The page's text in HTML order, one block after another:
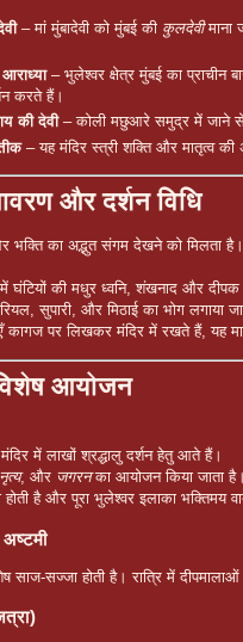
– मां मुंबादेवी को मुंबई की कुलदेवीमाना
आराध्या– भुलेश्वर क्षेत्र मुंबई का प्राचीन
करते हैं।
की देवी– कोली मछुआरे समुद्र में जाने से
– यह मंदिर स्त्री शक्ति और मातृत्व की
और दर्शन विधि
भक्ति का अद्भुत संगम देखने को मिलता
घंटियों की मधुर ध्वनि, शंखनाद और दीपक
सुपारी, और मिठाई का भोग लगाया
कागज पर लिखकर मंदिर में रखते हैं, यह
आयोजन
मंदिर में लाखों श्रद्धालु दर्शन हेतु आते हैं।
, और जगरनका आयोजन किया जाता है।
होती है और पूरा भुलेश्वर इलाका भक्तिमय
अष्टमी
साज-सज्जा होती है। रात्रि में